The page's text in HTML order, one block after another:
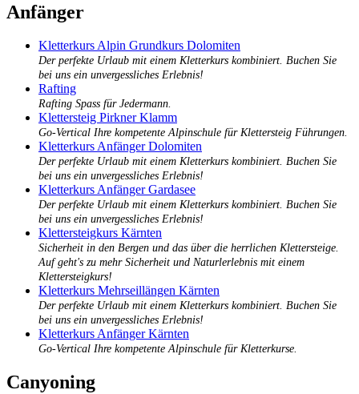
Anfänger
Kletterkurs Alpin Grundkurs Dolomiten
Der perfekte Urlaub mit einem Kletterkurs kombiniert. Buchen Sie
bei uns ein unvergessliches Erlebnis!
Rafting
Rafting Spass für Jedermann.
Klettersteig Pirkner Klamm
Go-Vertical Ihre kompetente Alpinschule für Klettersteig Führungen.
Kletterkurs Anfänger Dolomiten
Der perfekte Urlaub mit einem Kletterkurs kombiniert. Buchen Sie
bei uns ein unvergessliches Erlebnis!
Kletterkurs Anfänger Gardasee
Der perfekte Urlaub mit einem Kletterkurs kombiniert. Buchen Sie
bei uns ein unvergessliches Erlebnis!
Klettersteigkurs Kärnten
Sicherheit in den Bergen und das über die herrlichen Klettersteige.
Auf geht's zu mehr Sicherheit und Naturlerlebnis mit einem
Klettersteigkurs!
Kletterkurs Mehrseillängen Kärnten
Der perfekte Urlaub mit einem Kletterkurs kombiniert. Buchen Sie
bei uns ein unvergessliches Erlebnis!
Kletterkurs Anfänger Kärnten
Go-Vertical Ihre kompetente Alpinschule für Kletterkurse.
Canyoning